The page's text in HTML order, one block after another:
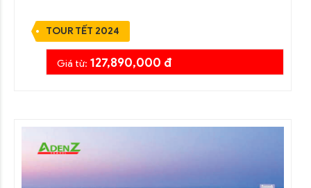
TOUR TẾT 2024
Giá từ: 127,890,000 đ